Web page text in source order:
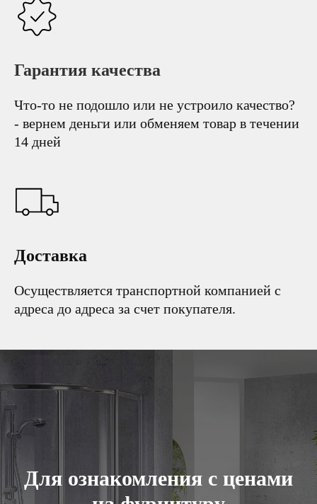
Гарантия качества
Что-то не подошло или не устроило качество?
- вернем деньги или обменяем товар в течении
14 дней
Доставка
Осуществляется транспортной компанией с
адреса до адреса за счет покупателя.
Для ознакомления с ценами